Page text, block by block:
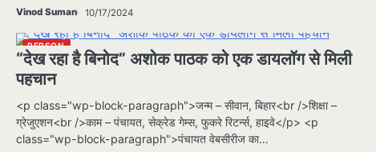
Vinod Suman 10/17/2024
PERSON
“देख रहा है बिनोद” अशोक पाठक को एक डायलॉग से मिली
पहचान
<p class="wp-block-paragraph">जन्म – सीवान, बिहार<br />शिक्षा –
ग्रेजुएशन<br />काम – पंचायत, सेक्रेड गेम्स, फुकरे रिटर्न्स, हाइवे</p> <p
class="wp-block-paragraph">पंचायत वेबसीरीज का…